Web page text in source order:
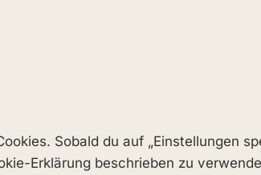
Sobald du auf „Einstellungen
Erklärung beschrieben zu